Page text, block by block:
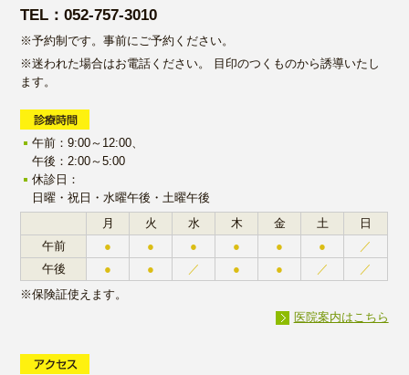
TEL：052-757-3010
※予約制です。事前にご予約ください。
※迷われた場合はお電話ください。
目印のつくものから誘導いたし
ます。
午前：9:00～12:00、
午後：2:00～5:00
休診日：
日曜・祝日・水曜午後・土曜午後
月
火 水 木 金 土
日
午前
● ● ● ● ● ●
／
午後
● ● ／ ● ● ／
／
※保険証使えます。
医院案内はこちら